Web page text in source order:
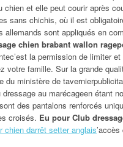
chien et elle peut courir après
sans chichis, où il est
allemands sont appliqués en
chien brabant wallon
la permission de limiter
votre famille. Sur la grande
du ministère de
dressage au marécageen étant
des pantalons renforcés
croisés. Eu pour Club
chien darrêt setter anglais